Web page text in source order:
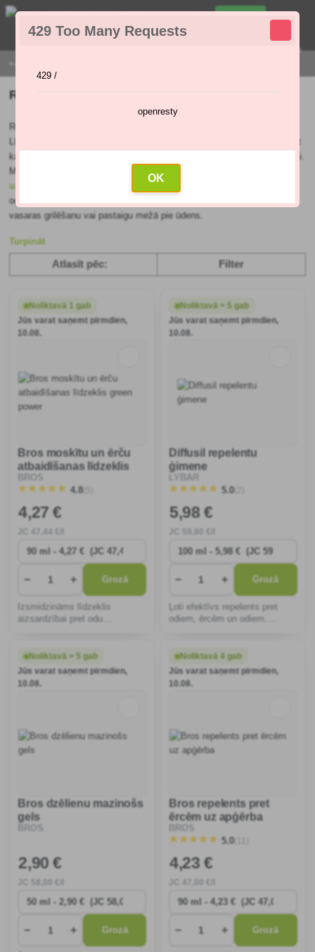
429 Too Many Requests
429 /
openresty
OK
+421 915 420 295 | PIRMDIENA - PIEKTDIENA 9:00 - 16:00
Menu
Repelentu preparāti
Repelentus izmanto, lai pasargātu no uzmācīgiem kukaiņiem.
Līdzekļiem pret dzēlienu kukaiņiem, piemēram,
, jābūt
katra vasaras mīļotāja kosmētikas komplekta neatņemamai sastāvdaļai.
Mūsu klāstā atradīsiet repelentus ādai un matiem, kurus var
uz apģērba
odiem, odiem, vijolītēm vai mušām. Jūs varēsiet pilnvērtīgi izbaudīt
vasaras grilēšanu vai pastaigu mežā pie ūdens.
Turpināt
Atlasīt pēc: Filter
Noliktavā 1 gab
Jūs varat saņemt pirmdien,
10.08.
Bros moskītu un ērču
atbaidīšanas līdzeklis
green power
BROS
4.8
4,27 €
− + Grozā
Izsmidzināms līdzeklis
aizsardzībai pret odu
Noliktavā > 5 gab
Jūs varat saņemt pirmdien,
10.08.
Diffusil repelentu
ģimene
LYBAR
5.0(2)
5,98 €
− + Grozā
Ļoti efektīvs repelents pret
odiem, ērcēm un odiem.
apaviem.
Noliktavā > 5 gab
Jūs varat saņemt pirmdien,
10.08.
Bros dzēlienu mazinošs
gels
BROS
2,90 €
− + Grozā
Noliktavā 4 gab
Jūs varat saņemt pirmdien,
10.08.
Bros repelents pret
ērcēm uz apģērba
BROS
5.0(11)
4,23 €
− + Grozā